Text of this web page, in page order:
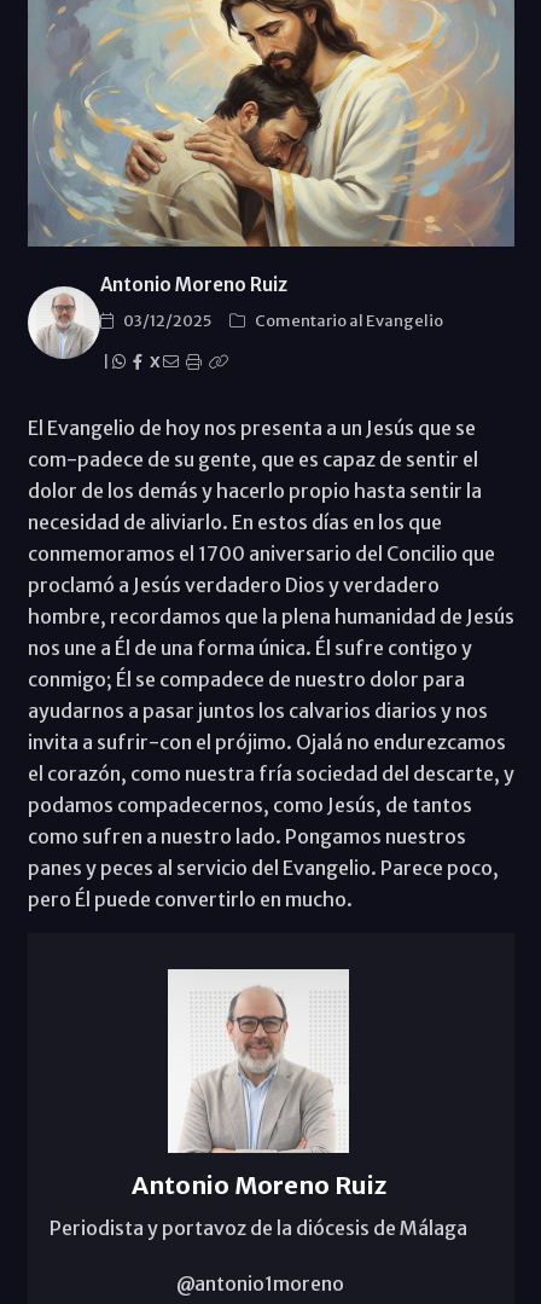
Antonio Moreno Ruiz
03/12/2025
Comentario al Evangelio
X
El Evangelio de hoy nos presenta a un Jesús que se
com-padece de su gente, que es capaz de sentir el
dolor de los demás y hacerlo propio hasta sentir la
necesidad de aliviarlo. En estos días en los que
conmemoramos el 1700 aniversario del Concilio que
proclamó a Jesús verdadero Dios y verdadero
hombre, recordamos que la plena humanidad de Jesús
nos une a Él de una forma única. Él sufre contigo y
conmigo; Él se compadece de nuestro dolor para
ayudarnos a pasar juntos los calvarios diarios y nos
invita a sufrir-con el prójimo. Ojalá no endurezcamos
el corazón, como nuestra fría sociedad del descarte, y
podamos compadecernos, como Jesús, de tantos
como sufren a nuestro lado. Pongamos nuestros
panes y peces al servicio del Evangelio. Parece poco,
pero Él puede convertirlo en mucho.
Antonio Moreno Ruiz
Periodista y portavoz de la diócesis de Málaga
@antonio1moreno